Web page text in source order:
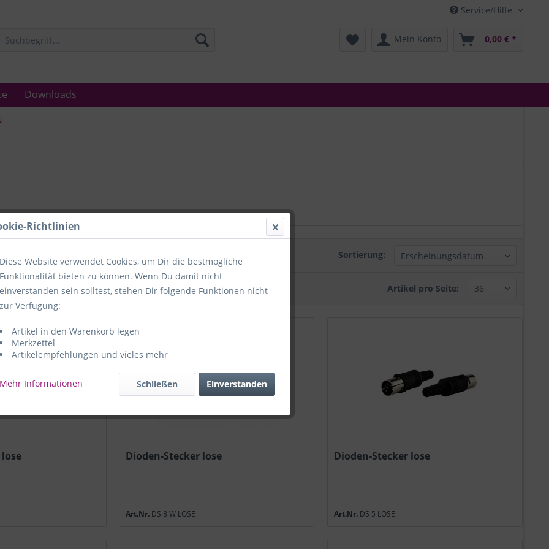
Service/Hilfe
Mein Konto 0,00 € *
Downloads
Sortierung:
Artikel pro Seite:
Dioden-Stecker lose
Art.Nr. DS 8 W LOSE
Dioden-Stecker lose
Art.Nr.DS 5 LOSE
Richtlinien
Diese Website verwendet Cookies, um Dir die bestmögliche
Funktionalität bieten zu können. Wenn Du damit nicht
einverstanden sein solltest, stehen Dir folgende Funktionen nicht
zur Verfügung:
Artikel in den Warenkorb legen
Merkzettel
Artikelempfehlungen und vieles mehr
Mehr Informationen Einverstanden
Schließen